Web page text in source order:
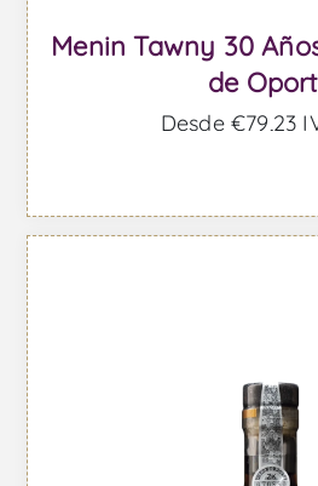
Menin Tawny 30
de
Desde €79,23